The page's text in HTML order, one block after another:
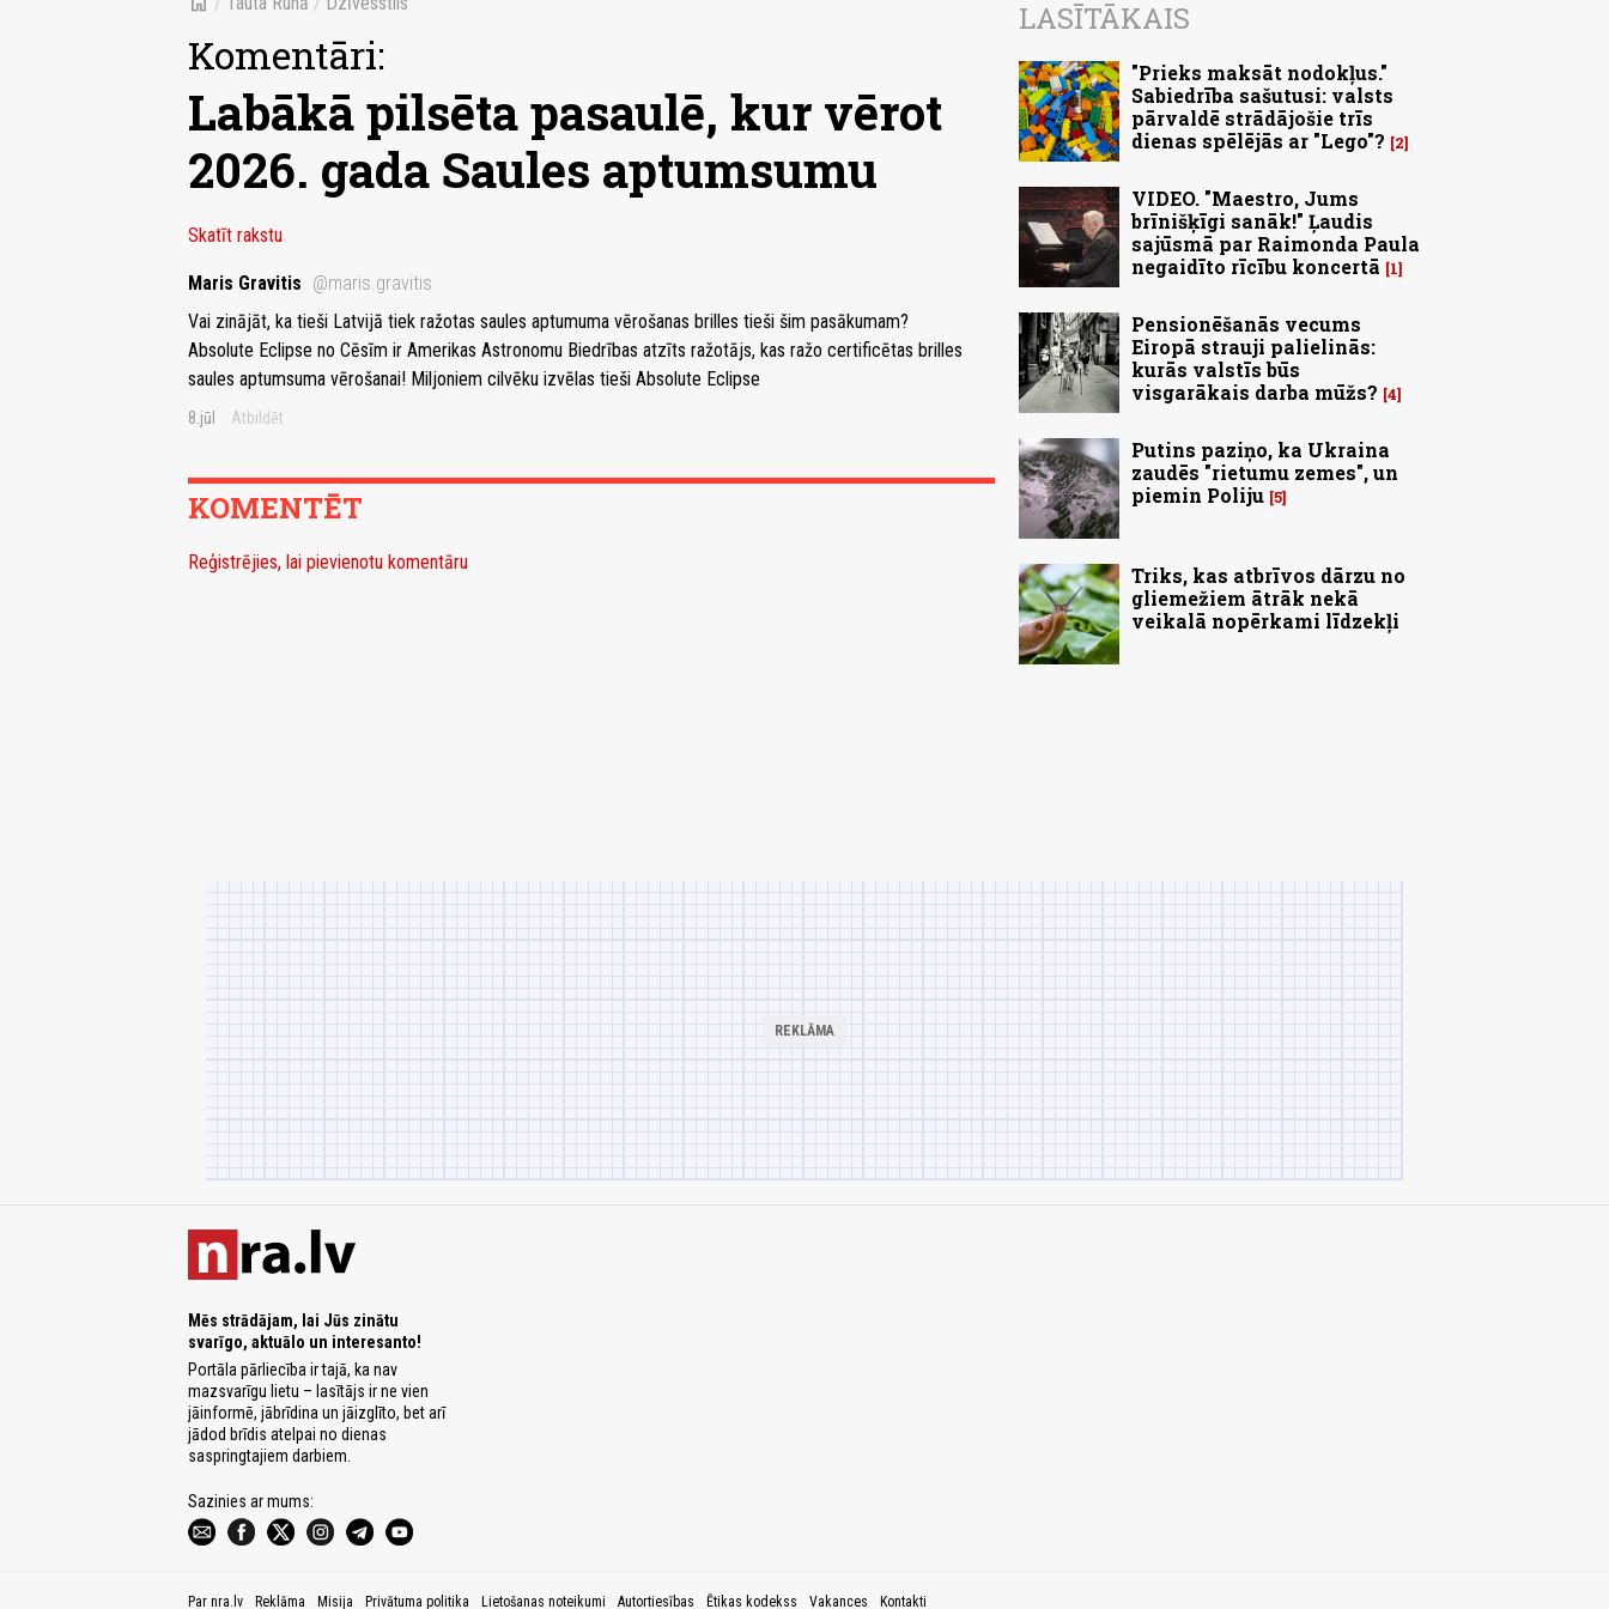
Komentāri:
Labākā pilsēta pasaulē, kur vērot
2026. gada Saules aptumsumu
Skatīt rakstu
Maris Gravitis @maris.gravitis
Vai zinājāt, ka tieši Latvijā tiek ražotas saules aptumuma vērošanas brilles tieši šim pasākumam?
Absolute Eclipse no Cēsīm ir Amerikas Astronomu Biedrības atzīts ražotājs, kas ražo certificētas brilles
saules aptumsuma vērošanai! Miljoniem cilvēku izvēlas tieši Absolute Eclipse
8.jūl Atbildēt
KOMENTĒT
Reģistrējies, lai pievienotu komentāru
LASĪTĀKAIS
"Prieks maksāt nodokļus."
Sabiedrība sašutusi: valsts
pārvaldē strādājošie trīs
dienas spēlējās ar "Lego"?
2
VIDEO. "Maestro, Jums
brīnišķīgi sanāk!" Ļaudis
sajūsmā par Raimonda Paula
negaidīto rīcību koncertā
1
Pensionēšanās vecums
Eiropā strauji palielinās:
kurās valstīs būs
visgarākais darba mūžs? 4
Putins paziņo, ka Ukraina
zaudēs "rietumu zemes", un
piemin Poliju 5
Triks, kas atbrīvos dārzu no
gliemežiem ātrāk nekā
veikalā nopērkami līdzekļi
Mēs strādājam, lai Jūs zinātu
svarīgo, aktuālo un interesanto!
Portāla pārliecība ir tajā, ka nav
mazsvarīgu lietu – lasītājs ir ne vien
jāinformē, jābrīdina un jāizglīto, bet arī
jādod brīdis atelpai no dienas
saspringtajiem darbiem.
Sazinies ar mums:
Par nra.lv Reklāma Misija Privātuma politika Lietošanas noteikumi Autortiesības Ētikas kodekss Vakances Kontakti